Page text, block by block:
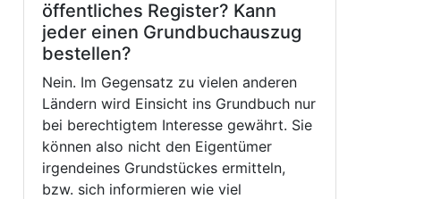
öffentliches Register? Kann
jeder einen Grundbuchauszug
bestellen?
Nein. Im Gegensatz zu vielen anderen
Ländern wird Einsicht ins Grundbuch nur
bei berechtigtem Interesse gewährt. Sie
können also nicht den Eigentümer
irgendeines Grundstückes ermitteln,
bzw. sich informieren wie viel